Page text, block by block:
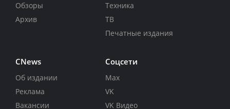
Обзоры
Архив
Техника
ТВ
Печатные издания
CNews
Об издании
Реклама
Вакансии
Соцсети
Max
VK
VK Видео